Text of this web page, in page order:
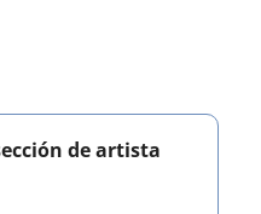
de artista